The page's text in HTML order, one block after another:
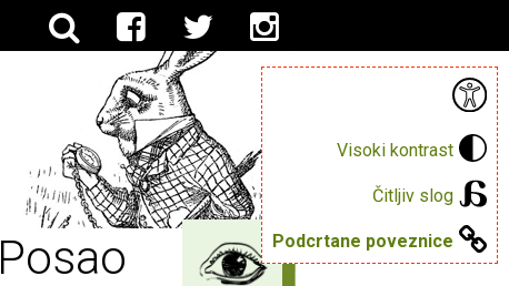
Visoki kontrast
Čitljiv slog
Podcrtane poveznice
Posao